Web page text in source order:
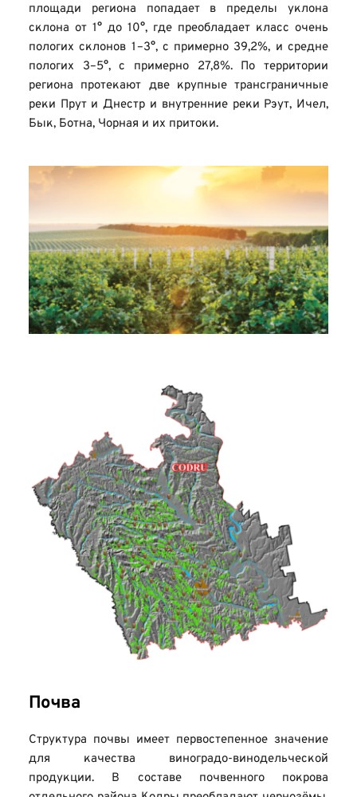
площади региона попадает в пределы уклона
склона от 1° до 10°, где преобладает класс очень
пологих склонов 1–3°, с примерно 39,2%, и средне
пологих 3–5°, с примерно 27,8%. По территории
региона протекают две крупные трансграничные
реки Прут и Днестр и внутренние реки Рэут, Ичел,
Бык, Ботна, Чорная и их притоки.
Почва
Структура почвы имеет первостепенное значение
для качества виноградо-винодельческой
продукции. В составе почвенного покрова